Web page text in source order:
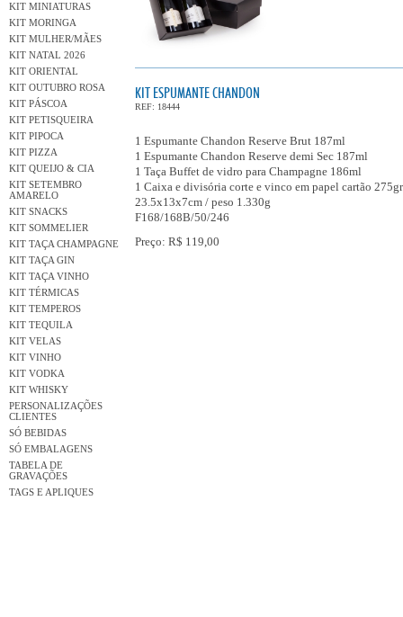
KIT MINIATURAS
KIT MORINGA
KIT MULHER/MÃES
KIT NATAL 2026
KIT ORIENTAL
KIT OUTUBRO ROSA
KIT PÁSCOA
KIT PETISQUEIRA
KIT PIPOCA
KIT PIZZA
KIT QUEIJO & CIA
KIT SETEMBRO
AMARELO
KIT SNACKS
KIT SOMMELIER
KIT TAÇA CHAMPAGNE
KIT TAÇA GIN
KIT TAÇA VINHO
KIT TÉRMICAS
KIT TEMPEROS
KIT TEQUILA
KIT VELAS
KIT VINHO
KIT VODKA
KIT WHISKY
PERSONALIZAÇÕES
CLIENTES
SÓ BEBIDAS
SÓ EMBALAGENS
TABELA DE
GRAVAÇÕES
TAGS E APLIQUES
KIT ESPUMANTE CHANDON
REF: 18444
1 Espumante Chandon Reserve Brut 187ml
1 Espumante Chandon Reserve demi Sec 187ml
1 Taça Buffet de vidro para Champagne 186ml
1 Caixa e divisória corte e vinco em papel cartão 275gr
23.5x13x7cm / peso 1.330g
F168/168B/50/246
Preço: R$ 119,00